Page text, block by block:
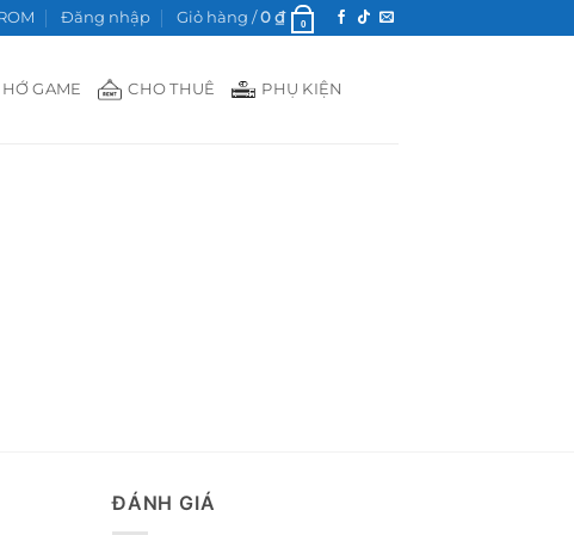
Đăng nhập Giỏ hàng /0₫ 0
GAME CHO THUÊ PHỤ KIỆN
ĐÁNH GIÁ